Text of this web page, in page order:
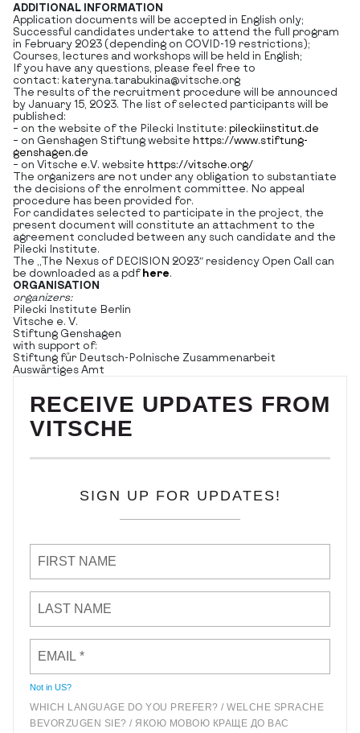
ADDITIONAL INFORMATION
Application documents will be accepted in English only;
Successful candidates undertake to attend the full program
in February 2023 (depending on COVID-19 restrictions);
Courses, lectures and workshops will be held in English;
If you have any questions, please feel free to
contact: kateryna.tarabukina@vitsche.org
The results of the recruitment procedure will be announced
by January 15, 2023. The list of selected participants will be
published:
– on the website of the Pilecki Institute: pileckiinstitut.de
– on Genshagen Stiftung website https://www.stiftung-
genshagen.de
– on Vitsche e.V. website https://vitsche.org/
The organizers are not under any obligation to substantiate
the decisions of the enrolment committee. No appeal
procedure has been provided for.
For candidates selected to participate in the project, the
present document will constitute an attachment to the
agreement concluded between any such candidate and the
Pilecki Institute.
The „The Nexus of DECISION 2023″ residency Open Call can
be downloaded as a pdfhere.
ORGANISATION
organizers:
Pilecki Institute Berlin
Vitsche e. V.
Stiftung Genshagen
with support of:
Stiftung für Deutsch-Polnische Zusammenarbeit
Auswärtiges Amt
RECEIVE UPDATES FROM
VITSCHE
SIGN UP FOR UPDATES!
Not in US?
WHICH LANGUAGE DO YOU PREFER? / WELCHE SPRACHE
BEVORZUGEN SIE? / ЯКОЮ МОВОЮ КРАЩЕ ДО ВАС